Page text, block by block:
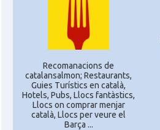
Recomanacions de
catalansalmon; Restaurants,
Guies Turístics en català,
Hotels, Pubs, Llocs fantàstics,
Llocs on comprar menjar
català, Llocs per veure el
Barça ...